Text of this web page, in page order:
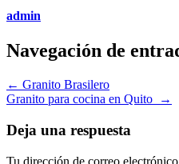
admin
Navegación de
← Granito Brasilero
Granito para cocina en Quito
→
Deja una respuesta
Tu dirección de correo